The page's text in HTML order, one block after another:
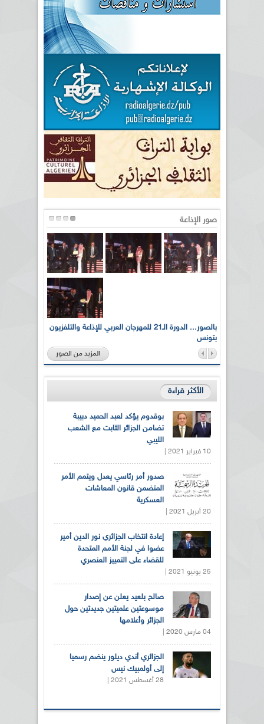
صور الإذاعة
بالصور... الدورة الـ21 للمهرجان العربي للإذاعة والتلفزيون
بتونس
المزيد من الصور
الأكثر قراءة
بوقدوم يؤكد لعبد الحميد دبيبة
تضامن الجزائر الثابت مع الشعب
الليبي
10 فبراير 2021 |
صدور أمر رئاسي يعدل ويتمم الأمر
المتضمن قانون المعاشات
العسكرية
20 أبريل 2021 |
إعادة انتخاب الجزائري نور الدين أمير
عضوا في لجنة الأمم المتحدة
للقضاء على التمييز العنصري
25 يونيو 2021 |
صالح بلعيد يعلن عن إصدار
موسوعتين علميتين جديدتين حول
الجزائر وأعلامها
04 مارس 2020 |
الجزائري أندي ديلور ينضم رسميا
إلى أولمبيك نيس
28 أغسطس 2021 |